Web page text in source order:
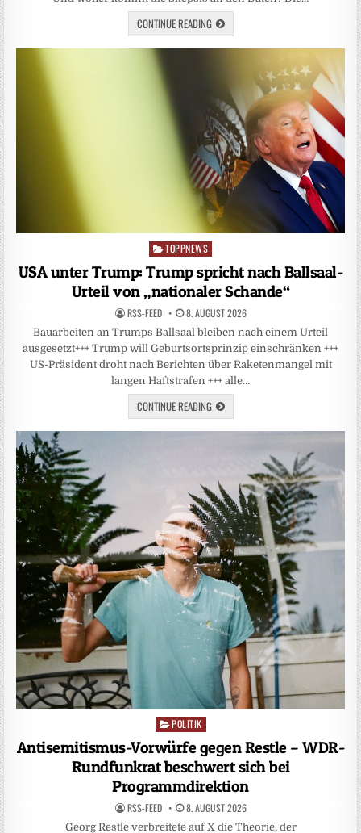
CONTINUE READING
Posted
in
TOPPNEWS
USA unter Trump: Trump spricht nach Ballsaal-
Urteil von „nationaler Schande“
RSS-FEED 8. AUGUST 2026
Bauarbeiten an Trumps Ballsaal bleiben nach einem Urteil
ausgesetzt+++ Trump will Geburtsortsprinzip einschränken +++
US-Präsident droht nach Berichten über Raketenmangel mit
langen Haftstrafen +++ alle…
CONTINUE READING
Posted
POLITIK
Antisemitismus-Vorwürfe gegen Restle – WDR-
Rundfunkrat beschwert sich bei
Programmdirektion
RSS-FEED 8. AUGUST 2026
Georg Restle verbreitete auf X die Theorie, der